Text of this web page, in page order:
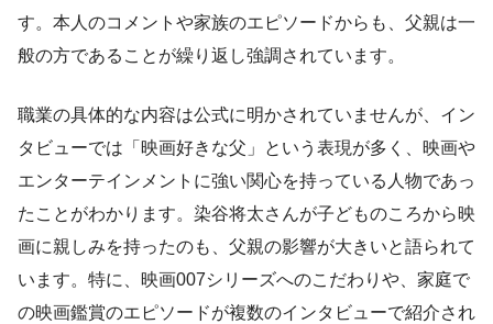
す。本人のコメントや家族のエピソードからも、父親は一
般の方であることが繰り返し強調されています。
職業の具体的な内容は公式に明かされていませんが、イン
タビューでは「映画好きな父」という表現が多く、映画や
エンターテインメントに強い関心を持っている人物であっ
たことがわかります。染谷将太さんが子どものころから映
画に親しみを持ったのも、父親の影響が大きいと語られて
います。特に、映画007シリーズへのこだわりや、家庭で
の映画鑑賞のエピソードが複数のインタビューで紹介され